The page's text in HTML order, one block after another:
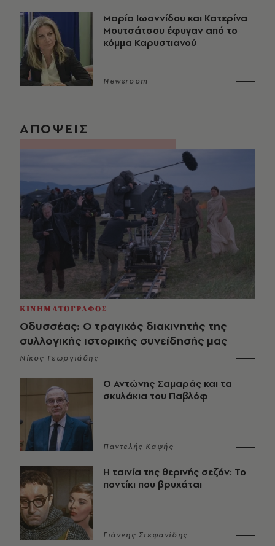
Μαρία Ιωαννίδου και Κατερίνα
Μουτσάτσου έφυγαν από το
κόμμα Καρυστιανού
Newsroom
ΑΠΟΨΕΙΣ
ΚΙΝΗΜΑΤΟΓΡΑΦΟΣ
Οδυσσέας: Ο τραγικός διακινητής της
συλλογικής ιστορικής συνείδησής μας
Νίκος Γεωργιάδης
Ο Αντώνης Σαμαράς και τα
σκυλάκια του Παβλόφ
Παντελής Καψής
Η ταινία της θερινής σεζόν: Το
ποντίκι που βρυχάται
Γιάννης Στεφανίδης